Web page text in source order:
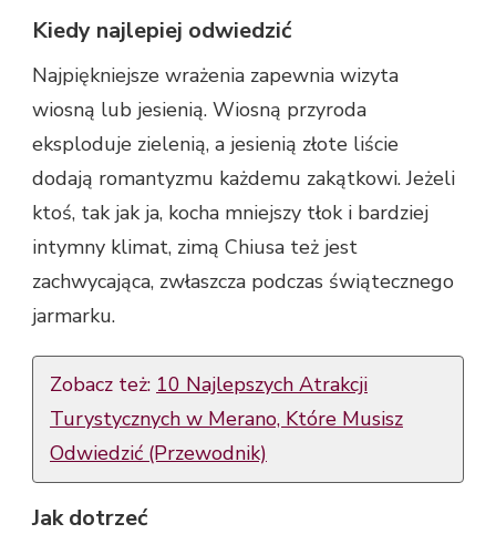
Kiedy najlepiej odwiedzić
Najpiękniejsze wrażenia zapewnia wizyta
wiosną lub jesienią. Wiosną przyroda
eksploduje zielenią, a jesienią złote liście
dodają romantyzmu każdemu zakątkowi. Jeżeli
ktoś, tak jak ja, kocha mniejszy tłok i bardziej
intymny klimat, zimą Chiusa też jest
zachwycająca, zwłaszcza podczas świątecznego
jarmarku.
Zobacz też: 10 Najlepszych Atrakcji
Turystycznych w Merano, Które Musisz
Odwiedzić (Przewodnik)
Jak dotrzeć